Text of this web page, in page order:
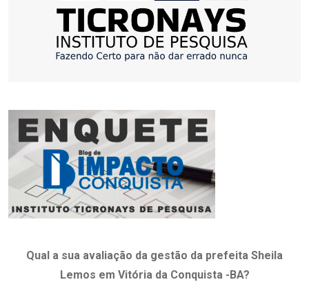
Qual a sua avaliação da gestão da prefeita Sheila
Lemos em Vitória da Conquista -BA?